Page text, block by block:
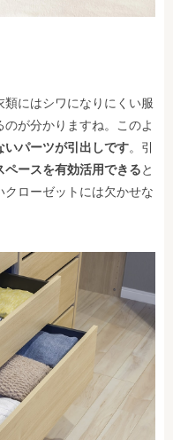
にはシワになりにくい服
が分かりますね。このよ
いパーツが引出しです。引
ースを有効活用できると
ローゼットには欠かせな